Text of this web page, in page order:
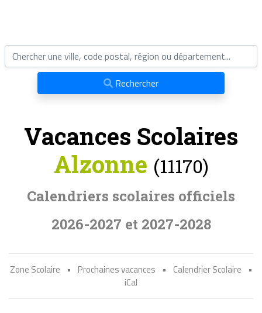
Rechercher
Vacances Scolaires
Alzonne (11170)
Calendriers scolaires officiels
2026-2027 et 2027-2028
Zone Scolaire • Prochaines vacances • Calendrier Scolaire
•
iCal